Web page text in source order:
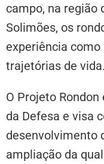
campo, na região
Solimões, os
experiência
trajetórias de vida.
O Projeto
da Defesa e visa
desenvolvimento
ampliação da